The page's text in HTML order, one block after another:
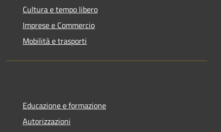
Cultura e tempo libero
Imprese e Commercio
Mobilità e trasporti
Educazione e formazione
Autorizzazioni